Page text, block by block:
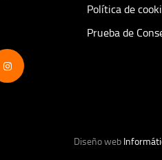
Política de
Prueba de
Diseño web